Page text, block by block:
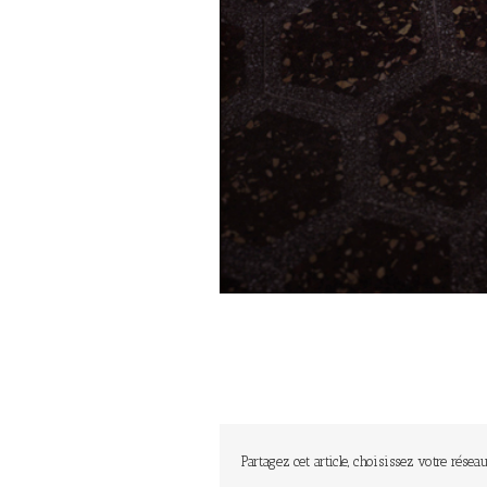
Partagez cet article, choisissez votre